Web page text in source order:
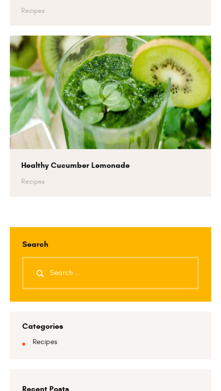
Recipes
Healthy Cucumber Lemonade
Recipes
Search
Categories
Recipes
Recent Posts